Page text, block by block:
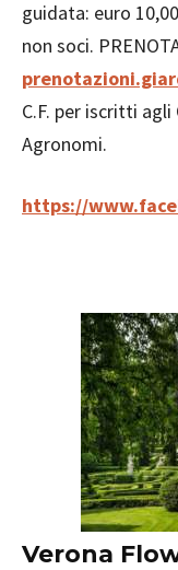
guidata: euro
non soci.
C.F. per iscritti
Agronomi.
https://
Verona